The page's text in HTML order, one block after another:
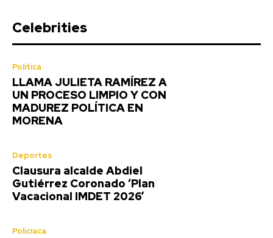
Celebrities
Política
LLAMA JULIETA RAMÍREZ A
UN PROCESO LIMPIO Y CON
MADUREZ POLÍTICA EN
MORENA
Deportes
Clausura alcalde Abdiel
Gutiérrez Coronado ‘Plan
Vacacional IMDET 2026’
Policiaca